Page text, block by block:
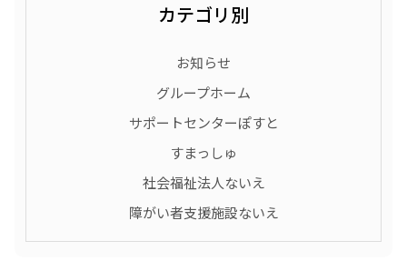
カテゴリ別
お知らせ
グループホーム
サポートセンターぽすと
すまっしゅ
社会福祉法人ないえ
障がい者支援施設ないえ